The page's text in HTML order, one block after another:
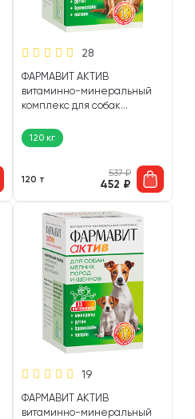
28
ФАРМАВИТ АКТИВ
витаминно-минеральный
комплекс для собак
(120 т)
120 кг
120 т
537₽
452 ₽
19
ФАРМАВИТ АКТИВ
витаминно-минеральный